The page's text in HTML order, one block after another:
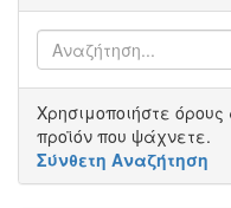
Χρησιμοποιήστε
προϊόν που ψάχνετε.
Σύνθετη Αναζήτηση